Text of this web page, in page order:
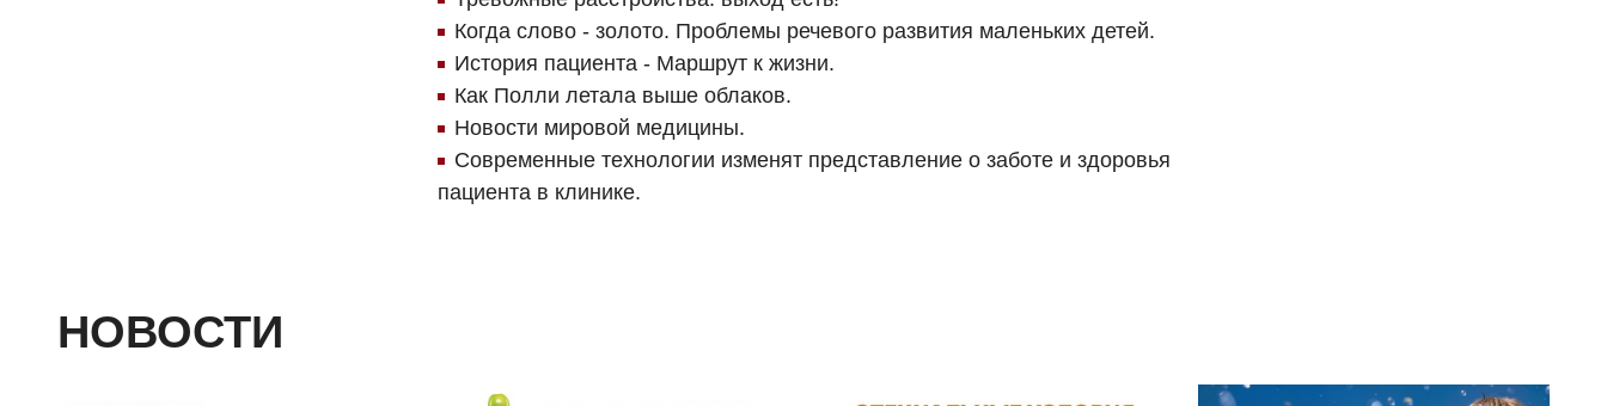
Когда слово - золото. Проблемы речевого развития маленьких детей.
История пациента - Маршрут к жизни.
Как Полли летала выше облаков.
Новости мировой медицины.
Современные технологии изменят представление о заботе и здоровья
пациента в клинике.
НОВОСТИ